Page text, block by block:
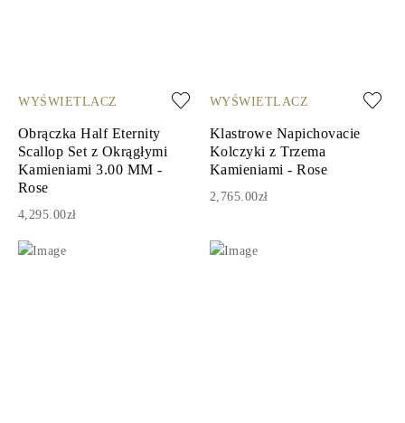
WYŚWIETLACZ
Obrączka Half Eternity
Scallop Set z Okrągłymi
Kamieniami 3.00 MM -
Rose
4,295.00zł
WYŚWIETLACZ
Klastrowe Napichovacie
Kolczyki z Trzema
Kamieniami - Rose
2,765.00zł